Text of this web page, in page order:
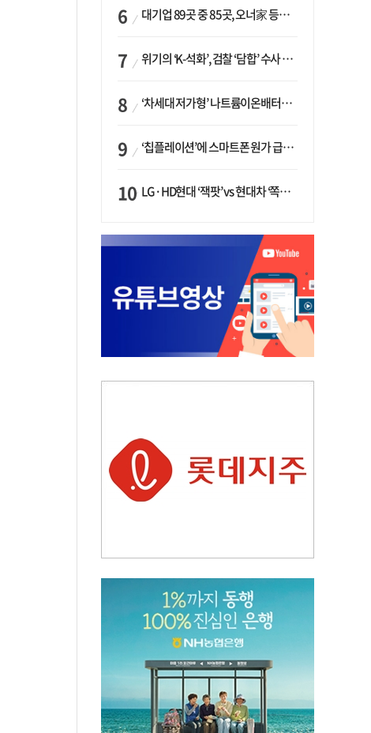
대기업 89곳 중 85곳, 오너家 등기임원 겸직…BS 46곳·SM 45곳 ‘족벌경영’ 고착화
위기의 ‘K-석화’, 검찰 ‘담합’ 수사 착수…“LG·한화·롯데 등 7개 업체, 8개 제품 가격 담합”
‘차세대 저가형’ 나트륨이온배터리 시대 오나…LG화학·에코프로, 상용화 속도낸다
‘칩플레이션’에 스마트폰 원가 급등…삼성전자, ‘엑시노스’ 채택 확대하나
LG·HD현대 ‘잭팟’ vs 현대차 ‘쪽박’…글로벌 사모펀드, 韓 대기업 투자 ‘희비’